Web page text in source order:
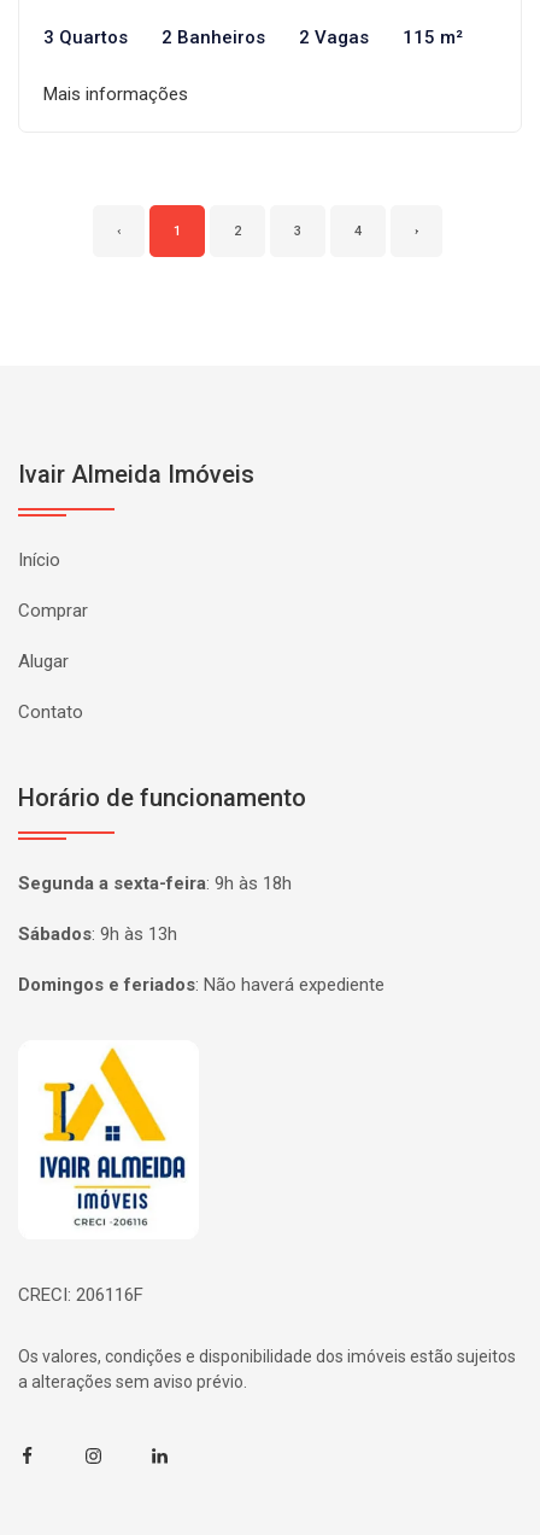
3 Quartos 2 Banheiros 2 Vagas 115 m²
Mais informações
‹ 1 2 3 4 ›
Ivair Almeida Imóveis
Início
Comprar
Alugar
Contato
Horário de funcionamento
Segunda a sexta-feira: 9h às 18h
Sábados: 9h às 13h
Domingos e feriados: Não haverá expediente
Página inicial
CRECI: 206116F
Os valores, condições e disponibilidade dos imóveis estão sujeitos
a alterações sem aviso prévio.
FacebookInstagramLinkedin